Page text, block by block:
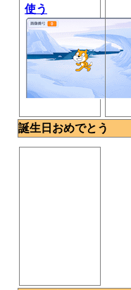
使う
誕生日おめでとう